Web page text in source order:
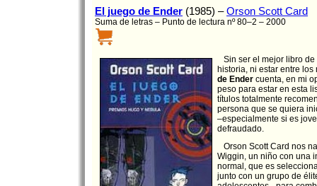
El juego de Ender (1985) –Orson Scott Card
Suma de letras – Punto de lectura nº 80–2 – 2000
Sin ser el mejor libro
historia, ni estar entre
de Ender cuenta, en mi
peso para estar en esta
títulos totalmente
persona que se quiera
–especialmente si es
defraudado.
Orson Scott Card nos
Wiggin, un niño con una
normal, que es
junto con un grupo de